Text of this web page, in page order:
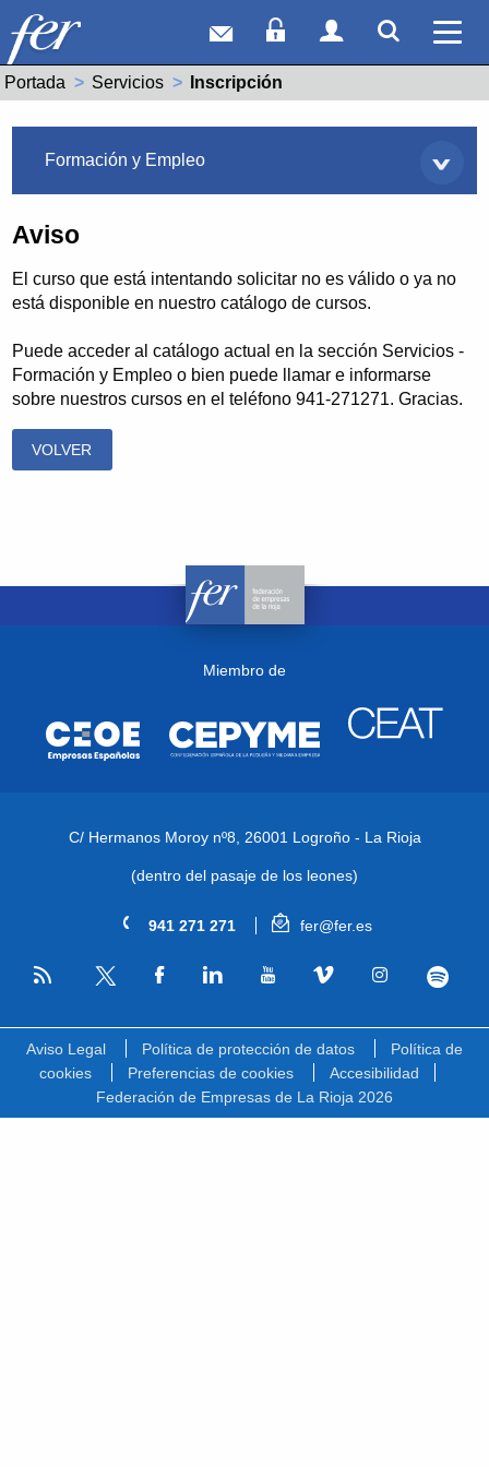
Correo webAcceso Socios
Acceso
Portada Servicios Actual:
Inscripción
Formación y Empleo
Aviso
El curso que está intentando solicitar no es válido o ya no
está disponible en nuestro catálogo de cursos.
Puede acceder al catálogo actual en la sección Servicios -
Formación y Empleo o bien puede llamar e informarse
sobre nuestros cursos en el teléfono 941-271271. Gracias.
VOLVER
Miembro de
C/ Hermanos Moroy nº8, 26001 Logroño - La Rioja
(dentro del pasaje de los leones)
941 271 271 fer@fer.es
RSS
Aviso Legal Política de protección de datos
Política de
cookies
Preferencias de cookies
Accesibilidad
Federación de Empresas de La Rioja 2026